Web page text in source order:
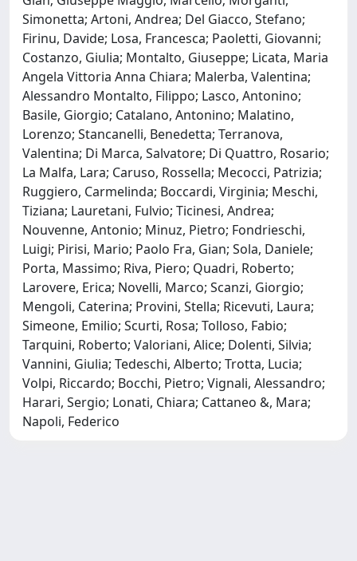
Simonetta; Artoni, Andrea; Del Giacco, Stefano;
Firinu, Davide; Losa, Francesca; Paoletti, Giovanni;
Costanzo, Giulia; Montalto, Giuseppe; Licata, Maria
Angela Vittoria Anna Chiara; Malerba, Valentina;
Alessandro Montalto, Filippo; Lasco, Antonino;
Basile, Giorgio; Catalano, Antonino; Malatino,
Lorenzo; Stancanelli, Benedetta; Terranova,
Valentina; Di Marca, Salvatore; Di Quattro, Rosario;
La Malfa, Lara; Caruso, Rossella; Mecocci, Patrizia;
Ruggiero, Carmelinda; Boccardi, Virginia; Meschi,
Tiziana; Lauretani, Fulvio; Ticinesi, Andrea;
Nouvenne, Antonio; Minuz, Pietro; Fondrieschi,
Luigi; Pirisi, Mario; Paolo Fra, Gian; Sola, Daniele;
Porta, Massimo; Riva, Piero; Quadri, Roberto;
Larovere, Erica; Novelli, Marco; Scanzi, Giorgio;
Mengoli, Caterina; Provini, Stella; Ricevuti, Laura;
Simeone, Emilio; Scurti, Rosa; Tolloso, Fabio;
Tarquini, Roberto; Valoriani, Alice; Dolenti, Silvia;
Vannini, Giulia; Tedeschi, Alberto; Trotta, Lucia;
Volpi, Riccardo; Bocchi, Pietro; Vignali, Alessandro;
Harari, Sergio; Lonati, Chiara; Cattaneo &, Mara;
Napoli, Federico